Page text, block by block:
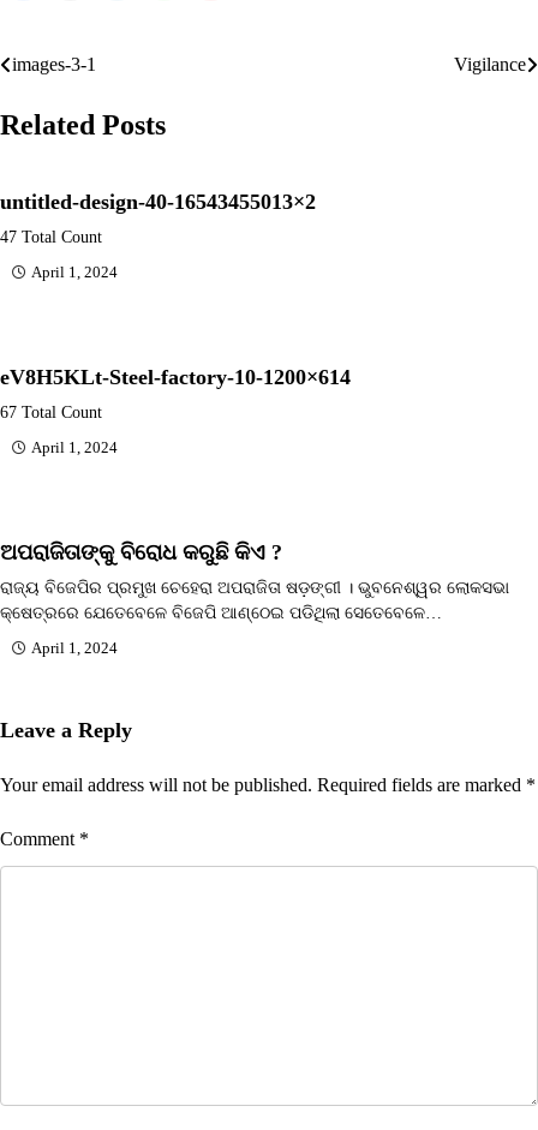
Post
navigation
images-3-1 Vigilance
Related Posts
untitled-design-40-16543455013×2
47 Total Count
April 1, 2024
eV8H5KLt-Steel-factory-10-1200×614
67 Total Count
April 1, 2024
ଅପରାଜିତାଙ୍କୁ ବିରୋଧ କରୁଛି କିଏ ?
ରାଜ୍ୟ ବିଜେପିର ପ୍ରମୁଖ ଚେହେରା ଅପରାଜିତା ଷଡ଼ଙ୍ଗୀ । ଭୁବନେଶ୍ୱର ଲୋକସଭା
କ୍ଷେତ୍ରରେ ଯେତେବେଳେ ବିଜେପି ଆଣ୍ଠେଇ ପଡିଥିଲା ସେତେବେଳେ…
April 1, 2024
Leave a Reply
Your email address will not be published. Required fields are marked *
Comment *